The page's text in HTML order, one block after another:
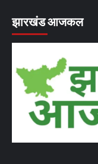
झारखंड आजकल